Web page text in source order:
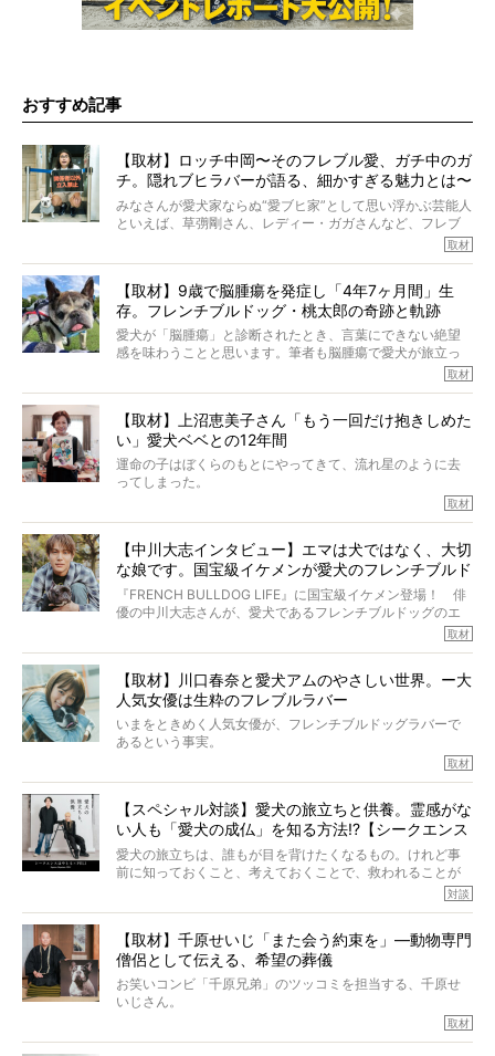
おすすめ記事
【取材】ロッチ中岡〜そのフレブル愛、ガチ中のガ
チ。隠れブヒラバーが語る、細かすぎる魅力とは〜
【前編】
みなさんが愛犬家ならぬ“愛ブヒ家”として思い浮かぶ芸能人
といえば、草彅剛さん、レディー・ガガさんなど、フレブ
ルを飼っている方が多いと思います。が、ロッチ中岡さん
んのインスタグラムを覗くと、たくさんのフレブルアカウ
ントがフォローされていて、わが『FRENCH BULLDOG
LIFE』モデルのnicoやトーラスも、その中の一頭。
そんな中岡さんに、フレブルの魅力を語っていただきまし
た。そのブヒ愛っぷりは、思ってた以上！ ガチ中のガチ
取材
【取材】9歳で脳腫瘍を発症し「4年7ヶ月間」生
存。フレンチブルドッグ・桃太郎の奇跡と軌跡
愛犬が「脳腫瘍」と診断されたとき、言葉にできない絶望
感を味わうことと思います。筆者も脳腫瘍で愛犬が旅立っ
たひとり。だからこそ、どれほど厄介で困難な病気かを理
ところが、フレンチブルドッグの桃太郎は9歳で脳腫瘍を発
症し、なんと4年7ヶ月間も生き抜いたのです。旅立ったと
きの年齢は13歳と11ヶ月、レジェンド級のレジェンドでし
た。さらには、治療後3年間は一度も発作が起きなかったと
いいます。
この事実はフレンチブルドッグだけでなく、脳腫瘍と闘う
太郎のオーナーである佐藤さんご夫婦に、治療の選択やケ
アについて詳しくお話しをうかがいました。
取材
【取材】上沼恵美子さん「もう一回だけ抱きしめた
い」愛犬ベベとの12年間
運命の子はぼくらのもとにやってきて、流れ星のように去
ってしまった。
り添いたいと思う。
その悲しみをいますぐ解消することはできないが、話をき
いて、泣いたり笑ったりするのもいいだろう。
こんな子だった、こんなにいい子だった、ほんとうに愛し
ていたと。
ぼくらは上沼恵美子さんのご自宅へ伺って、お話をきこう
と思った。
取材
【中川大志インタビュー】エマは犬ではなく、大切
な娘です。国宝級イケメンが愛犬のフレンチブルド
ッグと一緒に登場
『FRENCH BULLDOG LIFE』に国宝級イケメン登場！ 俳
優の中川大志さんが、愛犬であるフレンチブルドッグのエ
マちゃん（2歳の女の子）にメロメロとの情報を聞きつけ、
カエピソードが次から次へと飛び出しました。
取材
【取材】川口春奈と愛犬アムのやさしい世界。ー大
人気女優は生粋のフレブルラバー
いまをときめく人気女優が、フレンチブルドッグラバーで
あるという事実。
とりを目の当たりにするほどに、そのフレンチブルドッグ
愛がわたしたちのそれとまったく同じであることに、なん
だかうれしくなってしまったのでした。
春奈さんとアムちゃんのすてきな暮らしを、BUHI編集長の
小西がいつくしみながら、切り取らせていただきます。
取材
【スペシャル対談】愛犬の旅立ちと供養。霊感がな
い人も「愛犬の成仏」を知る方法!?【シークエンス
はやとも×PELI】
愛犬の旅立ちは、誰もが目を背けたくなるもの。けれど事
前に知っておくこと、考えておくことで、救われることが
力をもつお笑い芸人「シークエンスはやとも」さんに、愛
犬の旅立ちや供養についてインタビュー。
インタビュアー兼対談相手は、大の犬好きで心霊分野の知
識にも長けているPELIさん。
「愛犬が旅立ったあと、ベッドやおもちゃはどうすればい
対談
【取材】千原せいじ「また会う約束を」―動物専門
僧侶として伝える、希望の葬儀
お笑いコンビ「千原兄弟」のツッコミを担当する、千原せ
いじさん。
取材